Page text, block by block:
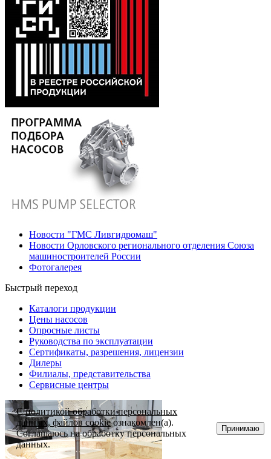
Новости "ГМС Ливгидромаш"
Новости Орловского регионального отделения Союза
машиностроителей России
Фотогалерея
Быстрый переход
Каталоги продукции
Цены насосов
Опросные листы
Руководства по эксплуатации
Сертификаты, разрешения, лицензии
Дилеры
Филиалы, представительства
Сервисные центры
Сполитикой обработки персональных
данных, файлов cookieознакомлен(а).
Соглашаюсь на обработку персональных
данных.
Принимаю